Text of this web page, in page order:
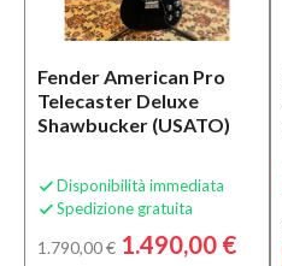
Fender American Pro
Telecaster Deluxe
Shawbucker (USATO)
 Disponibilità immediata
 Spedizione gratuita
1.790,00 € 1.490,00 €